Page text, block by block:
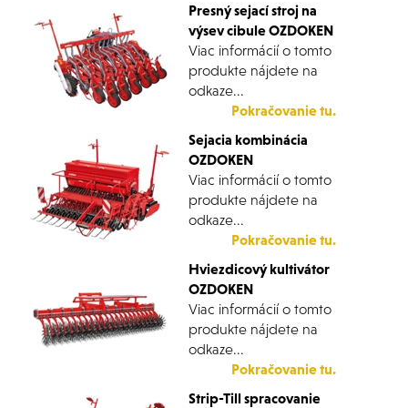
Presný sejací stroj na
výsev cibule OZDOKEN
Viac informácií o tomto
produkte nájdete na
odkaze...
Pokračovanie tu.
Sejacia kombinácia
OZDOKEN
Viac informácií o tomto
produkte nájdete na
odkaze...
Pokračovanie tu.
Hviezdicový kultivátor
OZDOKEN
Viac informácií o tomto
produkte nájdete na
odkaze...
Pokračovanie tu.
Strip-Till spracovanie